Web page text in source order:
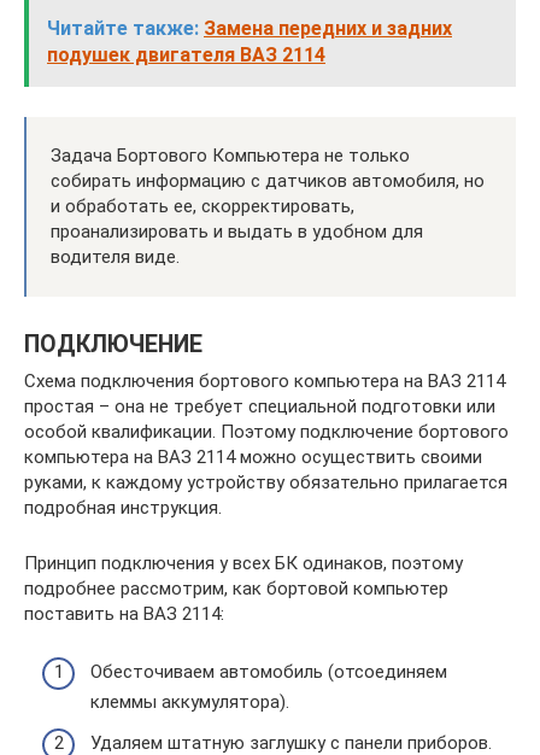
Читайте также: Замена передних и задних
подушек двигателя ВАЗ 2114
Задача Бортового Компьютера не только
собирать информацию с датчиков автомобиля, но
и обработать ее, скорректировать,
проанализировать и выдать в удобном для
водителя виде.
ПОДКЛЮЧЕНИЕ
Схема подключения бортового компьютера на ВАЗ 2114
простая – она не требует специальной подготовки или
особой квалификации. Поэтому подключение бортового
компьютера на ВАЗ 2114 можно осуществить своими
руками, к каждому устройству обязательно прилагается
подробная инструкция.
Принцип подключения у всех БК одинаков, поэтому
подробнее рассмотрим, как бортовой компьютер
поставить на ВАЗ 2114:
Обесточиваем автомобиль (отсоединяем
клеммы аккумулятора).
Удаляем штатную заглушку с панели приборов.